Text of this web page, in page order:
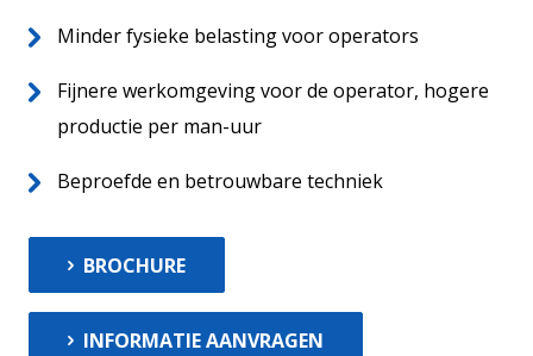
Contact
Vacatures
13
Minder fysieke belasting voor operators
Fijnere werkomgeving voor de operator, hogere
productie per man-uur
Beproefde en betrouwbare techniek
BROCHURE
INFORMATIE AANVRAGEN